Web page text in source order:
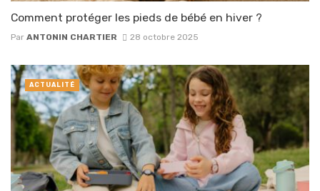
Comment protéger les pieds de bébé en hiver ?
Par ANTONIN CHARTIER 28 octobre 2025
ACTUALITÉ